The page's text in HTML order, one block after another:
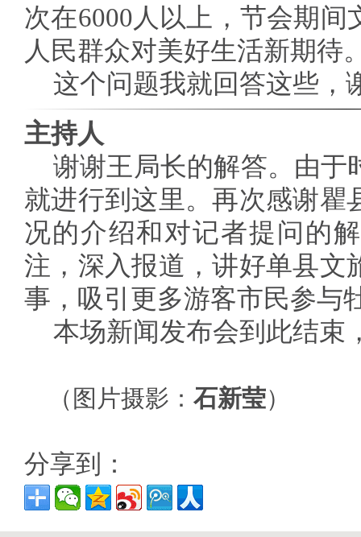
次在6000人以上，节会期
人民群众对美好生活新期待
这个问题我就回答这些，
主持人
谢谢王局长的解答。由于
就进行到这里。再次感谢瞿
况的介绍和对记者提问的
注，深入报道，讲好单县文
事，吸引更多游客市民参与
本场新闻发布会到此结束
（图片摄影： 石新莹）
分享到：